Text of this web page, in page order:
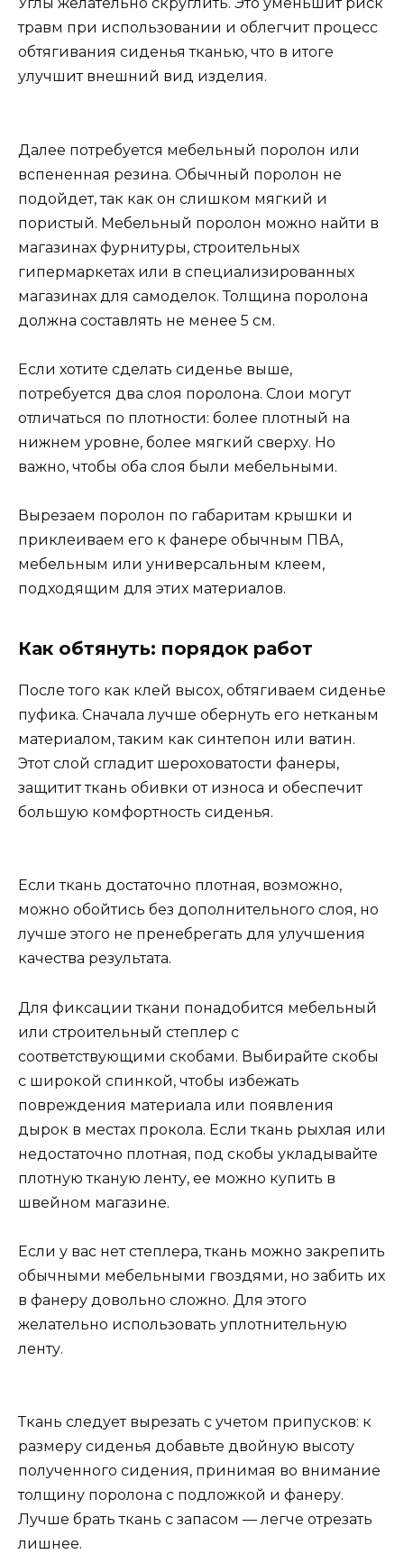
Углы желательно скруглить. Это уменьшит риск
травм при использовании и облегчит процесс
обтягивания сиденья тканью, что в итоге
улучшит внешний вид изделия.
Далее потребуется мебельный поролон или
вспененная резина. Обычный поролон не
подойдет, так как он слишком мягкий и
пористый. Мебельный поролон можно найти в
магазинах фурнитуры, строительных
гипермаркетах или в специализированных
магазинах для самоделок. Толщина поролона
должна составлять не менее 5 см.
Если хотите сделать сиденье выше,
потребуется два слоя поролона. Слои могут
отличаться по плотности: более плотный на
нижнем уровне, более мягкий сверху. Но
важно, чтобы оба слоя были мебельными.
Вырезаем поролон по габаритам крышки и
приклеиваем его к фанере обычным ПВА,
мебельным или универсальным клеем,
подходящим для этих материалов.
Как обтянуть: порядок работ
После того как клей высох, обтягиваем сиденье
пуфика. Сначала лучше обернуть его нетканым
материалом, таким как синтепон или ватин.
Этот слой сгладит шероховатости фанеры,
защитит ткань обивки от износа и обеспечит
большую комфортность сиденья.
Если ткань достаточно плотная, возможно,
можно обойтись без дополнительного слоя, но
лучше этого не пренебрегать для улучшения
качества результата.
Для фиксации ткани понадобится мебельный
или строительный степлер с
соответствующими скобами. Выбирайте скобы
с широкой спинкой, чтобы избежать
повреждения материала или появления
дырок в местах прокола. Если ткань рыхлая или
недостаточно плотная, под скобы укладывайте
плотную тканую ленту, ее можно купить в
швейном магазине.
Если у вас нет степлера, ткань можно закрепить
обычными мебельными гвоздями, но забить их
в фанеру довольно сложно. Для этого
желательно использовать уплотнительную
ленту.
Ткань следует вырезать с учетом припусков: к
размеру сиденья добавьте двойную высоту
полученного сидения, принимая во внимание
толщину поролона с подложкой и фанеру.
Лучше брать ткань с запасом — легче отрезать
лишнее.